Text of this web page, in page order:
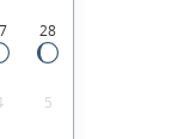
28
5